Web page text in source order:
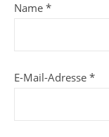
Name *
E-Mail-Adresse *